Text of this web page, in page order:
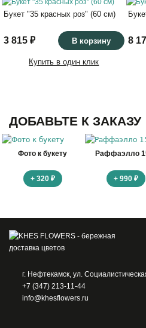
Букет "35 красных роз" (60 см)
3 815 ₽ В корзину
Купить в один клик
8
ДОБАВЬТЕ К ЗАКАЗУ
Фото к букету
+ 320 ₽
Раффаэлло
+ 990 ₽
г. Нефтекамск, ул.
+7 (347) 213-11-44
info@khesflowers.ru